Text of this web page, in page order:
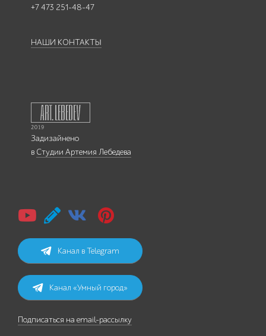
+7 473 251-48-47
НАШИ КОНТАКТЫ
Задизайнено
в Студии Артемия Лебедева
Канал в Telegram
Канал «Умный город»
Подписаться на email-рассылку